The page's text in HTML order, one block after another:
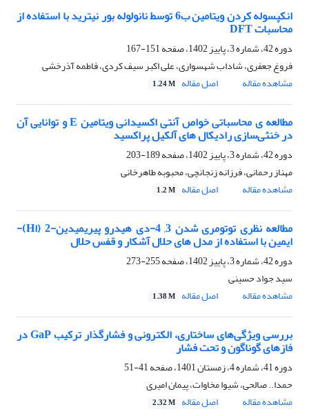
انکپسوله کردن ویتامین ب6 توسط نانولوله بور نیترید با استفاده از
محاسبات DFT
دوره 42، شماره 3، پاییز 1402، صفحه
151-167
فروغ جعفری، شاداب شهسواری، علی اکبر سیف کردی، فاطمه آذرخشی
مشاهده مقاله
اصل مقاله 1.24 M
مطالعه ی محاسباتی خواص آنتی اکسیدانی ویتامین E و توانایی آن
در خنثی‌سازی رادیکال های آلکیل پراکسید
دوره 42، شماره 3، پاییز 1402، صفحه
189-203
مهناز رحمانی، فرزانه زنجانچی، محبوبه طاهرخانی
مشاهده مقاله
اصل مقاله 1.2 M
مطالعه نظری توتومری شدن 3, 4-دی هیدرو پیریمیدین-2 (اH)-
ایمین با استفاده از مدل های حلال آشکار و قفس حلال
دوره 42، شماره 3، پاییز 1402، صفحه
255-273
سید جواد حسینی
مشاهده مقاله
اصل مقاله 1.38 M
بررسی ویژگی‌های ساختاری، الکترونی و فشارگذار ترکیب GaP در
فازهای گوناگون و تحت فشار
دوره 41، شماره 4، زمستان 1401، صفحه
41-51
حمدا.. صالحی، شیوا مخاوات، پیمان امیری
مشاهده مقاله
اصل مقاله 2.32 M